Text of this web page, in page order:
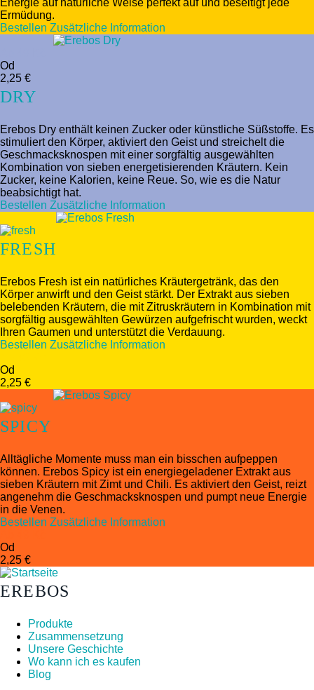
Energie auf natürliche Weise perfekt auf und beseitigt jede
Ermüdung.
Bestellen Zusätzliche Information
Od
2,25 €
DRY
Erebos Dry enthält keinen Zucker oder künstliche Süßstoffe. Es
stimuliert den Körper, aktiviert den Geist und streichelt die
Geschmacksknospen mit einer sorgfältig ausgewählten
Kombination von sieben energetisierenden Kräutern. Kein
Zucker, keine Kalorien, keine Reue. So, wie es die Natur
beabsichtigt hat.
Bestellen Zusätzliche Information
FRESH
Erebos Fresh ist ein natürliches Kräutergetränk, das den
Körper anwirft und den Geist stärkt. Der Extrakt aus sieben
belebenden Kräutern, die mit Zitruskräutern in Kombination mit
sorgfältig ausgewählten Gewürzen aufgefrischt wurden, weckt
Ihren Gaumen und unterstützt die Verdauung.
Bestellen Zusätzliche Information
Od
2,25 €
SPICY
Alltägliche Momente muss man ein bisschen aufpeppen
können. Erebos Spicy ist ein energiegeladener Extrakt aus
sieben Kräutern mit Zimt und Chili. Es aktiviert den Geist, reizt
angenehm die Geschmacksknospen und pumpt neue Energie
in die Venen.
Bestellen Zusätzliche Information
Od
2,25 €
EREBOS
Produkte
Zusammensetzung
Unsere Geschichte
Wo kann ich es kaufen
Blog